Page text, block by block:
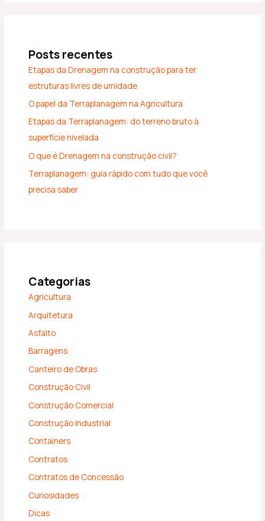
Posts recentes
Etapas da Drenagem na construção para ter
estruturas livres de umidade
O papel da Terraplanagem na Agricultura
Etapas da Terraplanagem: do terreno bruto à
superfície nivelada
O que é Drenagem na construção civil?
Terraplanagem: guia rápido com tudo que você
precisa saber
Categorias
Agricultura
Arquitetura
Asfalto
Barragens
Canteiro de Obras
Construção Civil
Construção Comercial
Construção Industrial
Containers
Contratos
Contratos de Concessão
Curiosidades
Dicas